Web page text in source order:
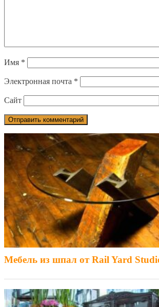
Имя *
Электронная почта *
Сайт
Мебель из шпал от Rail Yard